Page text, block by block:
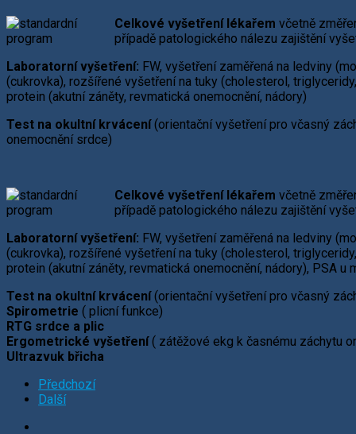
Celkové vyšetření lékařem včetně
případě patologického nálezu zajištění
Laboratorní vyšetření: FW, vyšetření zaměřená na ledviny
(cukrovka), rozšířené vyšetření na tuky (cholesterol,
protein (akutní záněty, revmatická onemocnění, nádory)
Test na okultní krvácení(orientační vyšetření pro včasný
onemocnění srdce)
Celkové vyšetření lékařem včetně
případě patologického nálezu zajištění
Laboratorní vyšetření: FW, vyšetření zaměřená na ledviny
(cukrovka), rozšířené vyšetření na tuky (cholesterol,
protein (akutní záněty, revmatická onemocnění, nádory), PSA
Test na okultní krvácení(orientační vyšetření pro včasný
Spirometrie ( plicní funkce)
RTG srdce a plic
Ergometrické vyšetření( zátěžové ekg k časnému záchytu
Ultrazvuk břicha
Předchozí
Další